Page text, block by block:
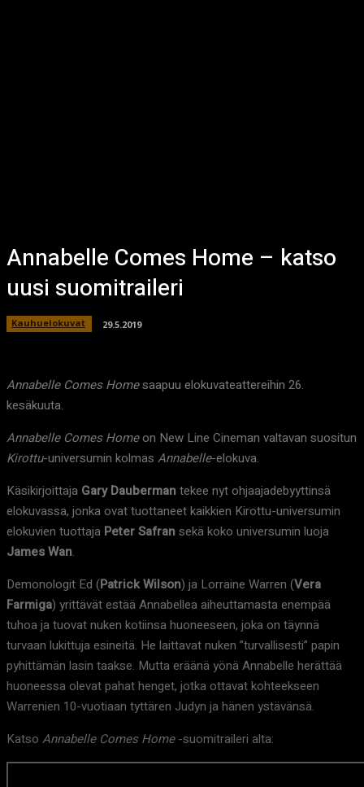
Annabelle Comes Home – katso
uusi suomitraileri
Kauhuelokuvat 29.5.2019
Annabelle Comes Homesaapuu elokuvateattereihin 26.
kesäkuuta.
Annabelle Comes Homeon New Line Cineman valtavan suositun
Kirottu-universumin kolmas Annabelle-elokuva.
Käsikirjoittaja Gary Daubermantekee nyt ohjaajadebyyttinsä
elokuvassa, jonka ovat tuottaneet kaikkien Kirottu-universumin
elokuvien tuottaja Peter Safransekä koko universumin luoja
James Wan.
Demonologit Ed (Patrick Wilson) ja Lorraine Warren (Vera
Farmiga) yrittävät estää Annabellea aiheuttamasta enempää
tuhoa ja tuovat nuken kotiinsa huoneeseen, joka on täynnä
turvaan lukittuja esineitä. He laittavat nuken ”turvallisesti” papin
pyhittämän lasin taakse. Mutta eräänä yönä Annabelle herättää
huoneessa olevat pahat henget, jotka ottavat kohteekseen
Warrenien 10-vuotiaan tyttären Judyn ja hänen ystävänsä.
Katso Annabelle Comes Home-suomitraileri alta: